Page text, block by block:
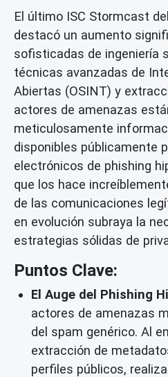
El último ISC Stormcast
destacó un aumento
sofisticadas de ingeniería
técnicas avanzadas de
Abiertas (OSINT) y
actores de amenazas
meticulosamente
disponibles públicamente
electrónicos de phishing
que los hace
de las comunicaciones
en evolución subraya la
estrategias sólidas de
Puntos Clave:
El Auge del Phishing
actores de amenazas
del spam genérico. Al
extracción de
perfiles públicos,